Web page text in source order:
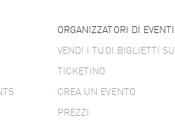
ORGANIZZATORI DI EVENTI
VENDI I TUOI BIGLIETTI SU
TICKETINO
CREA UN EVENTO
PREZZI